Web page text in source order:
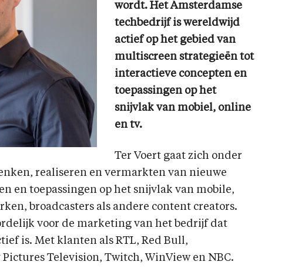
wordt. Het Amsterdamse
techbedrijf is wereldwijd
actief op het gebied van
multiscreen strategieën tot
interactieve concepten en
toepassingen op het
snijvlak van mobiel, online
en tv.
Ter Voert gaat zich onder
realiseren en vermarkten van nieuwe
en toepassingen op het snijvlak van mobile,
broadcasters als andere content creators.
voor de marketing van het bedrijf dat
is. Met klanten als RTL, Red Bull,
Television, Twitch, WinView en NBC.